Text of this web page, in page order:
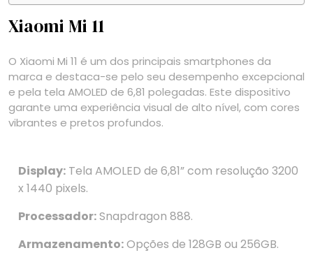
Xiaomi Mi 11
O Xiaomi Mi 11 é um dos principais smartphones da
marca e destaca-se pelo seu desempenho excepcional
e pela tela AMOLED de 6,81 polegadas. Este dispositivo
garante uma experiência visual de alto nível, com cores
vibrantes e pretos profundos.
Display: Tela AMOLED de 6,81” com resolução 3200
x 1440 pixels.
Processador:Snapdragon 888.
Armazenamento:Opções de 128GB ou 256GB.